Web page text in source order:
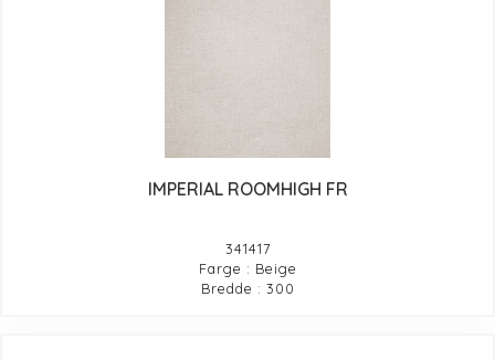
IMPERIAL ROOMHIGH FR
341417
Farge : Beige
Bredde : 300